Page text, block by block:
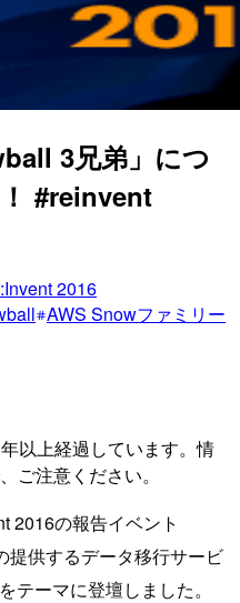
3兄弟」につ
#reinvent
2016
AWS Snowファミリー
以上経過しています。情
ご注意ください。
2016の報告イベント
提供するデータ移行サービ
テーマに登壇しました。